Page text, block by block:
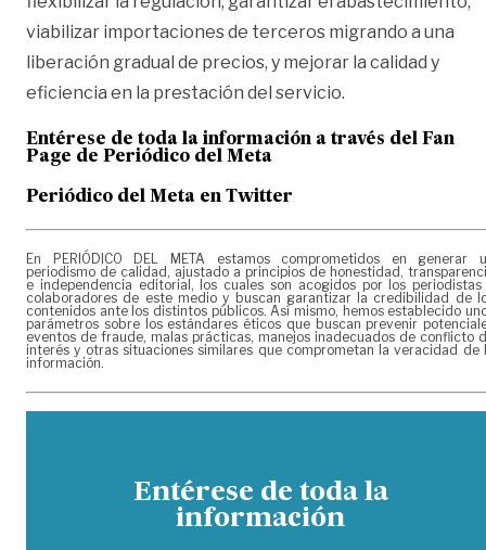
viabilizar importaciones de terceros migrando a una
liberación gradual de precios, y mejorar la calidad y
eficiencia en la prestación del servicio.
Entérese de toda la información a través del Fan
Page de Periódico del Meta
Periódico del Meta en Twitter
En PERIÓDICO DEL META estamos comprometidos en generar
periodismo de calidad, ajustado a principios de honestidad,
e independencia editorial, los cuales son acogidos por los periodistas
colaboradores de este medio y buscan garantizar la credibilidad de
contenidos ante los distintos públicos. Así mismo, hemos establecido
parámetros sobre los estándares éticos que buscan prevenir
eventos de fraude, malas prácticas, manejos inadecuados de conflicto
interés y otras situaciones similares que comprometan la veracidad de
información.
Entérese de toda la
información